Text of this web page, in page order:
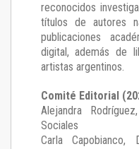
reconocidos
títulos de autores
publicaciones
digital, además de
artistas argentinos.
Comité Editorial
Alejandra Rodríguez
Sociales
Carla Capobianco,